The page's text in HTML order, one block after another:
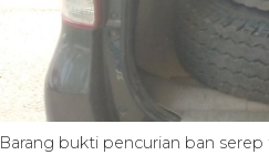
Barang bukti pencurian ban